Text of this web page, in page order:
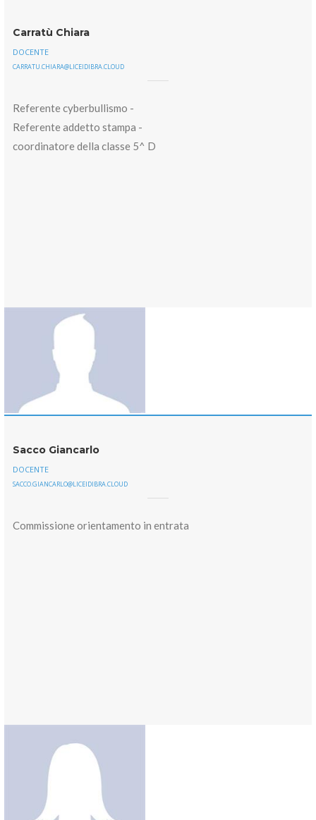
Carratù Chiara
DOCENTE
CARRATU.CHIARA@LICEIDIBRA.CLOUD
Referente cyberbullismo -
Referente addetto stampa -
coordinatore della classe 5^ D
Sacco Giancarlo
DOCENTE
SACCO.GIANCARLO@LICEIDIBRA.CLOUD
Commissione orientamento in entrata